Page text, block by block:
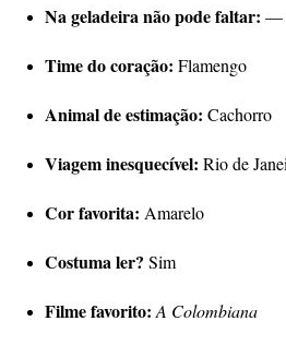
Na geladeira não pode faltar: —
Time do coração: Flamengo
Animal de estimação: Cachorro
Viagem inesquecível: Rio de
Cor favorita: Amarelo
Costuma ler? Sim
Filme favorito: A Colombiana